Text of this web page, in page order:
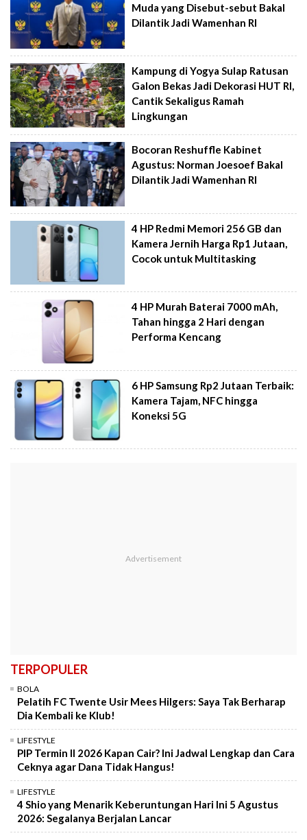
Muda yang Disebut-sebut Bakal
Dilantik Jadi Wamenhan RI
Kampung di Yogya Sulap Ratusan
Galon Bekas Jadi Dekorasi HUT RI,
Cantik Sekaligus Ramah
Lingkungan
Bocoran Reshuffle Kabinet
Agustus: Norman Joesoef Bakal
Dilantik Jadi Wamenhan RI
4 HP Redmi Memori 256 GB dan
Kamera Jernih Harga Rp1 Jutaan,
Cocok untuk Multitasking
4 HP Murah Baterai 7000 mAh,
Tahan hingga 2 Hari dengan
Performa Kencang
6 HP Samsung Rp2 Jutaan Terbaik:
Kamera Tajam, NFC hingga
Koneksi 5G
TERPOPULER
BOLA
Pelatih FC Twente Usir Mees Hilgers: Saya Tak Berharap
Dia Kembali ke Klub!
LIFESTYLE
PIP Termin II 2026 Kapan Cair? Ini Jadwal Lengkap dan Cara
Ceknya agar Dana Tidak Hangus!
LIFESTYLE
4 Shio yang Menarik Keberuntungan Hari Ini 5 Agustus
2026: Segalanya Berjalan Lancar